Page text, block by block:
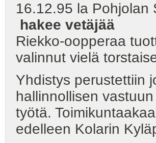
16.12.95 la
hakee vetäjää
Riekko-oopperaa
valinnut vielä
Yhdistys perustettiin
hallinnollisen
työtä.
edelleen Kolarin